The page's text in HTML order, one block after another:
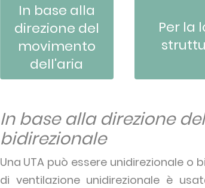
In base alla
direzione del
movimento
dell'aria
Per la
In base alla direzione
bidirezionale
Una UTA può essere unidirezionale
di ventilazione unidirezionale è